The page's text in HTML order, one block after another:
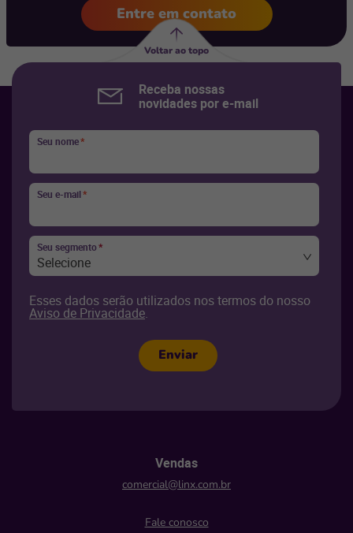
Entre em contato
Voltar ao topo
Receba nossas
novidades por e-mail
Seu nome*
Seu e-mail*
Seu segmento*
Selecione
Esses dados serão utilizados nos termos do nosso
Aviso de Privacidade.
Enviar
Vendas
comercial@linx.com.br
Fale conosco